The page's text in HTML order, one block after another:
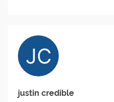
justin credible